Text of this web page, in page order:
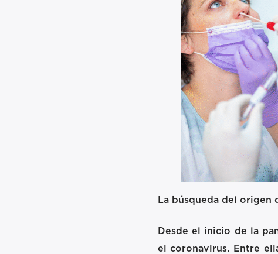
La búsqueda del origen
Desde el inicio de la
el coronavirus. Entre